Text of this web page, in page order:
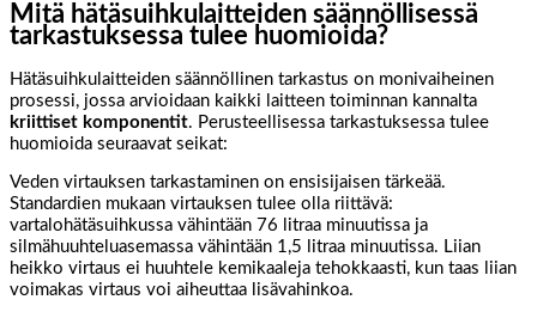
Mitä hätäsuihkulaitteiden säännöllisessä
tarkastuksessa tulee huomioida?
Hätäsuihkulaitteiden säännöllinen tarkastus on monivaiheinen
prosessi, jossa arvioidaan kaikki laitteen toiminnan kannalta
kriittiset komponentit. Perusteellisessa tarkastuksessa tulee
huomioida seuraavat seikat:
Veden virtauksen tarkastaminen on ensisijaisen tärkeää.
Standardien mukaan virtauksen tulee olla riittävä:
vartalohätäsuihkussa vähintään 76 litraa minuutissa ja
silmähuuhteluasemassa vähintään 1,5 litraa minuutissa. Liian
heikko virtaus ei huuhtele kemikaaleja tehokkaasti, kun taas liian
voimakas virtaus voi aiheuttaa lisävahinkoa.